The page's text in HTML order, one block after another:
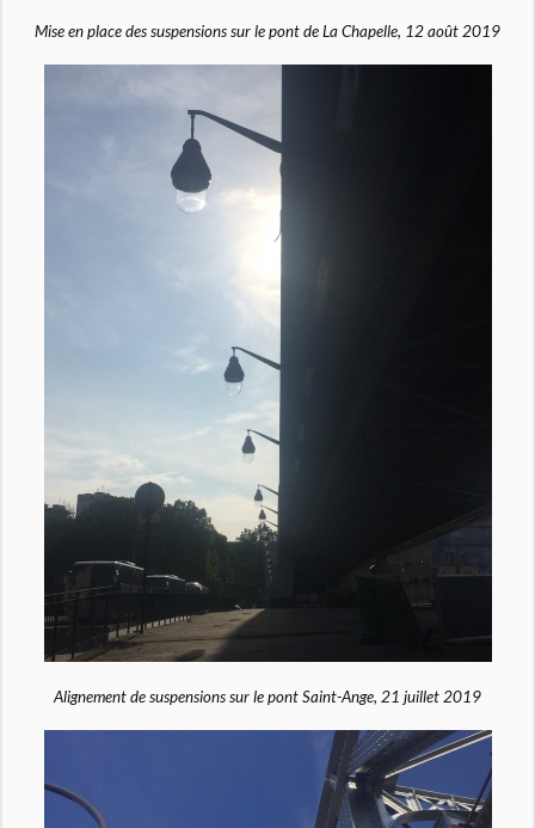
Mise en place des suspensions sur le pont de La Chapelle, 12 août 2019
Alignement de suspensions sur le pont Saint-Ange, 21 juillet 2019